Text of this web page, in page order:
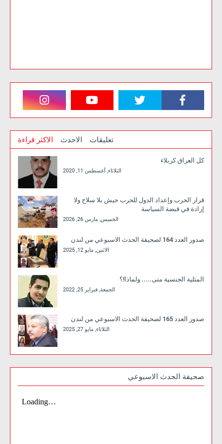
الاكثر قراءة الاحدث تعليقات
كل العراق كربلاء
الثلاثاء, أغسطس 11, 2020
قرار الحرب وإعداد الدول للحرب جيش بلا سلاح ولا
إرادة في قبضة السياسة
الخميس, مارس 26, 2026
صدور العدد 164 لصحيفة الحدث الاسبوعي من لندن
الاثنين, مايو 12, 2025
المثلية الجنسية متى..... ولماذا!؟
الجمعة, فبراير 25, 2022
صدور العدد 165 لصحيفة الحدث الاسبوعي من لندن
الثلاثاء, مايو 27, 2025
صحيفة الحدث الاسبوعي